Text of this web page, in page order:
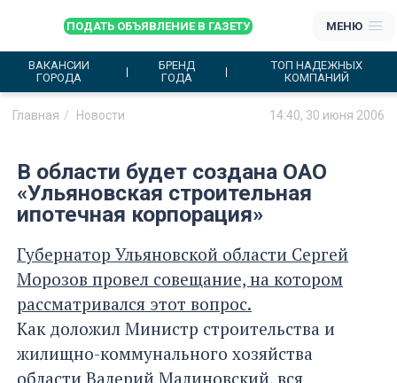
ПОДАТЬ ОБЪЯВЛЕНИЕ В ГАЗЕТУ МЕНЮ
ВАКАНСИИ
ГОРОДА
БРЕНД
ГОДА
ТОП НАДЕЖНЫХ
КОМПАНИЙ
Главная Новости 14:40, 30 июня 2006
В области будет создана ОАО
«Ульяновская строительная
ипотечная корпорация»
Губернатор Ульяновской области Сергей
Морозов провел совещание, на котором
рассматривался этот вопрос.
Как доложил Министр строительства и
жилищно-коммунального хозяйства
области Валерий Малиновский, вся